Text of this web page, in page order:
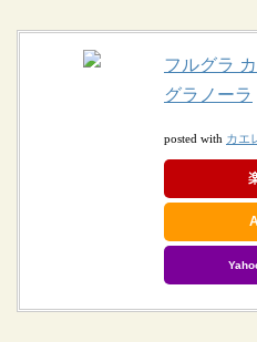
フルグラ
グラノーラ
posted with カエ